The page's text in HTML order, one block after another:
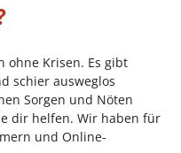
ohne Krisen. Es gibt
schier ausweglos
Sorgen und Nöten
dir helfen. Wir haben für
und Online-